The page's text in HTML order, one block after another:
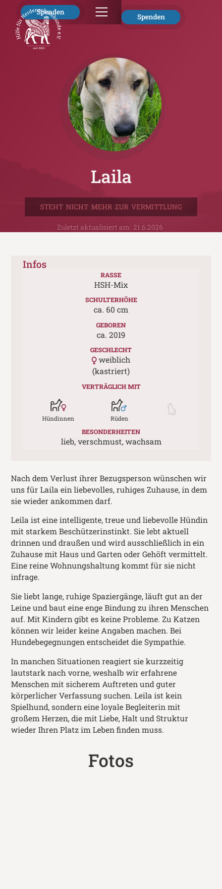
Spenden
Spenden
Laila
STEHT NICHT MEHR ZUR VERMITTLUNG
Zuletzt aktualisiert am: 21.6.2026
Nach dem Verlust ihrer Bezugsperson wünschen wir
uns für Laila ein liebevolles, ruhiges Zuhause, in dem
sie wieder ankommen darf.
Leila ist eine intelligente, treue und liebevolle Hündin
mit starkem Beschützerinstinkt. Sie lebt aktuell
drinnen und draußen und wird ausschließlich in ein
Zuhause mit Haus und Garten oder Gehöft vermittelt.
Eine reine Wohnungshaltung kommt für sie nicht
infrage.
Sie liebt lange, ruhige Spaziergänge, läuft gut an der
Leine und baut eine enge Bindung zu ihren Menschen
auf. Mit Kindern gibt es keine Probleme. Zu Katzen
können wir leider keine Angaben machen. Bei
Hundebegegnungen entscheidet die Sympathie.
In manchen Situationen reagiert sie kurzzeitig
lautstark nach vorne, weshalb wir erfahrene
Menschen mit sicherem Auftreten und guter
körperlicher Verfassung suchen. Leila ist kein
Spielhund, sondern eine loyale Begleiterin mit
großem Herzen, die mit Liebe, Halt und Struktur
wieder Ihren Platz im Leben finden muss.
Infos
RASSE
HSH-Mix
SCHULTERHÖHE
ca. 60 cm
GEBOREN
ca. 2019
GESCHLECHT
weiblich
(kastriert)
VERTRÄGLICH MIT
Hündinnen Rüden
BESONDERHEITEN
lieb, verschmust, wachsam
Fotos